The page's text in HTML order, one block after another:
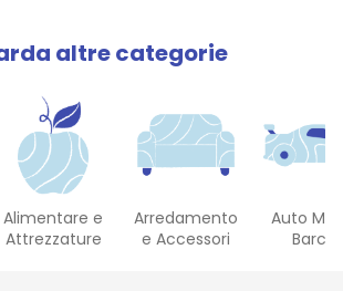
altre categorie
Alimentare e
Attrezzature
Arredamento
e Accessori
Auto